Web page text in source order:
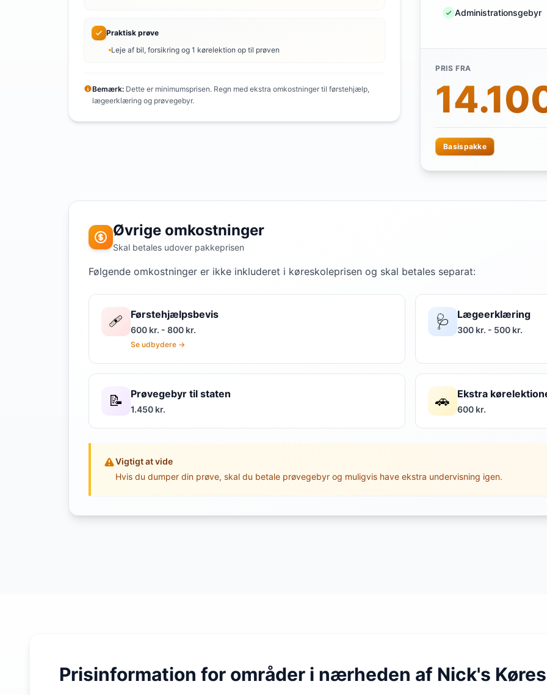
Praktisk prøve
Leje af bil, forsikring og 1 kørelektion op til prøven
Bemærk: Dette er minimumsprisen. Regn med ekstra omkostninger til førstehjælp,
lægeerklæring og prøvegebyr.
Administrationsgebyr
PRIS FRA
Basispakke
Øvrige omkostninger
Skal betales udover pakkeprisen
Følgende omkostninger er ikke inkluderet i køreskoleprisen og skal betales separat:
🩹 Førstehjælpsbevis
600 kr. - 800 kr.
Se udbydere →
🩺 Lægeerklæring
300 kr. - 500 kr.
📝 Prøvegebyr til staten
1.450 kr. 🚗 Ekstra
600 kr.
Vigtigt at vide
Hvis du dumper din prøve, skal du betale prøvegebyr og muligvis have ekstra undervisning igen.
Prisinformation for områder i nærheden af Nick's